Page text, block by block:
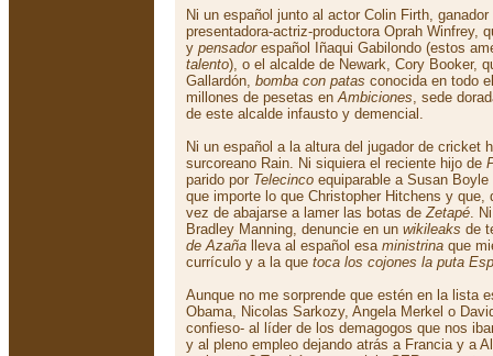
Ni un español junto al actor Colin Firth,
presentadora-actriz-productora Oprah Winfrey,
y pensadorespañol Iñaqui Gabilondo (estos
talento), o el alcalde de Newark, Cory Booker,
Gallardón, bomba con patas conocida en todo
millones de pesetas enAmbiciones, sede
de este alcalde infausto y demencial.
Ni un español a la altura del jugador de cricket
surcoreano Rain. Ni siquiera el reciente hijo de
parido por Telecinco equiparable a Susan
que importe lo que Christopher Hitchens y
vez de abajarse a lamer las botas deZetapé.
Bradley Manning, denuncie en un wikileaks de
de Azaña lleva al español esa ministrina que
currículo y a la que toca los cojones la puta
Aunque no me sorprende que estén en la lista
Obama, Nicolas Sarkozy, Angela Merkel o
confieso- al líder de los demagogos que nos
y al pleno empleo dejando atrás a Francia y a